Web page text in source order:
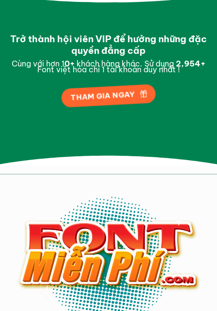
Trở thành hội viên VIP để hưởng những đặc
quyền đẳng cấp
Cùng với hơn 10+ khách hàng khác. Sử dụng 2,997+
Font việt hóa chỉ 1 tài khoản duy nhất !
THAM GIA NGAY